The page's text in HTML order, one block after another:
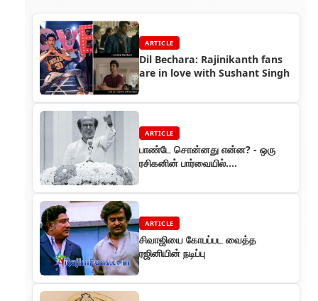
ARTICLE
Dil Bechara: Rajinikanth fans
are in love with Sushant Singh
ARTICLE
பாண்டே சொன்னது என்ன? - ஒரு
ரசிகனின் பார்வையில்....
ARTICLE
சிவாஜியை கோபப்பட வைத்த
ரஜினியின் நடிப்பு